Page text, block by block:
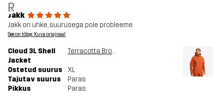
R
Jakk
Jakk on uhke, suurusega pole probleeme
See on tõlge. Kuva originaal
Cloud 3L Shell
Jacket
Terracotta Brown
Ostetud suurus
XL
Tajutav suurus
Paras
Pikkus
Paras